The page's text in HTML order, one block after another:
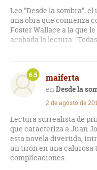
Leo "Desde la sombra",
una obra que comienza
Foster Wallace a la que
acabada la lectura:
de fantasmas". Con un
Damián Lobo,
para "hablar consigo
a la que, con el paso de
una esquemática
un show televisivo), una
el personaje principal
tiene al futuro, al cambio
quedando atrapado, tras
de seguridad, dentro de
hilarantes en la
plasmar las risas del
telespectadores que ven
maiferta
Desde la
6.5
2 de agosto de
Lectura surrealista de
que caracteriza a Juan
esta novela divertida,
un tirón en una calurosa
complicaciones.